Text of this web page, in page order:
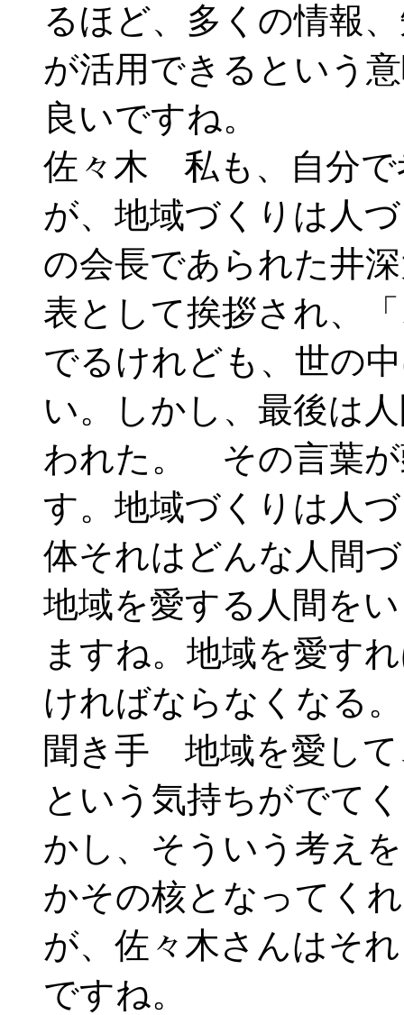
るほど、多くの情報
が活用できるという
良いですね。
佐々木 私も、自分で
が、地域づくりは人
の会長であられた井
表として挨拶され、
でるけれども、世の
い。しかし、最後は
われた。 その言葉が
す。地域づくりは人
体それはどんな人間
地域を愛する人間を
ますね。地域を愛す
ければならなくなる。
聞き手 地域を愛して
という気持ちがでて
かし、そういう考え
かその核となってく
が、佐々木さんはそ
ですね。